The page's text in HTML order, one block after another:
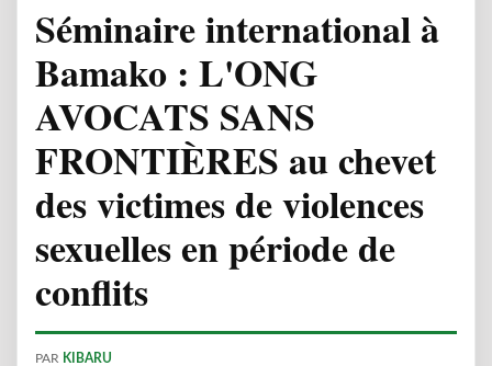
Séminaire international à
Bamako : L'ONG
AVOCATS SANS
FRONTIÈRES au chevet
des victimes de violences
sexuelles en période de
conflits
PAR KIBARU